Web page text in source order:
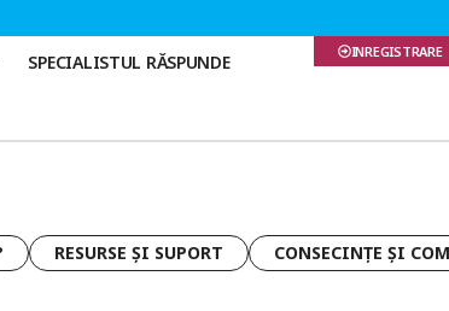
SPECIALISTUL RĂSPUNDE INREGISTRARE
RESURSE ȘI SUPORT
CONSECINȚE ȘI